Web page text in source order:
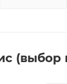
(выбор